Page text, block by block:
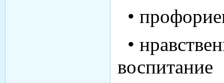
•
•
воспитание